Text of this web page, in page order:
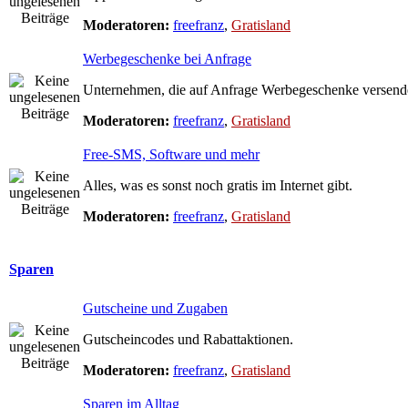
Moderatoren: freefranz, Gratisland
Werbegeschenke bei Anfrage
Unternehmen, die auf Anfrage Werbegeschenke
Moderatoren: freefranz, Gratisland
Free-SMS, Software und mehr
Alles, was es sonst noch gratis im Internet gibt.
Moderatoren: freefranz, Gratisland
Sparen
Gutscheine und Zugaben
Gutscheincodes und Rabattaktionen.
Moderatoren: freefranz, Gratisland
Sparen im Alltag